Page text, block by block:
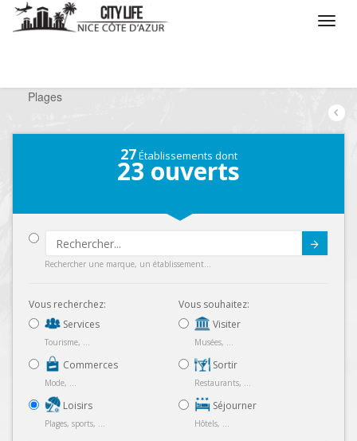
Plages
27Établissements dont
23 ouverts
Rechercher une marque, un établissement...
Vous recherchez:
Services
Tourisme, ...
Commerces
Mode, ...
Loisirs
Plages, sports, ...
Vous souhaitez:
Visiter
Musées, ...
Sortir
Restaurants, ...
Séjourner
Hôtels, ...